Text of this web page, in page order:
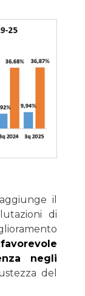
il
di
negli
del